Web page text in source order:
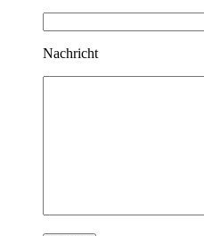
Nachricht